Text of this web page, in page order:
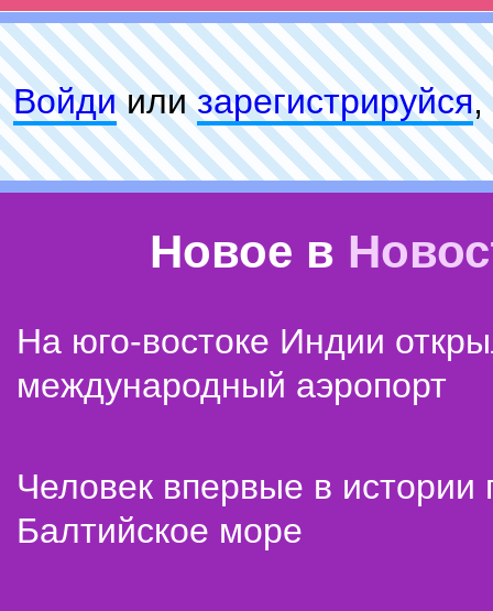
Войдиилизарeгиcтpируйся,
Новое в
На юго-востоке Индии
международный аэропорт
Человек впервые в истории
Балтийское море